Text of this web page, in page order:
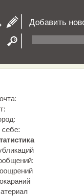
Добавить